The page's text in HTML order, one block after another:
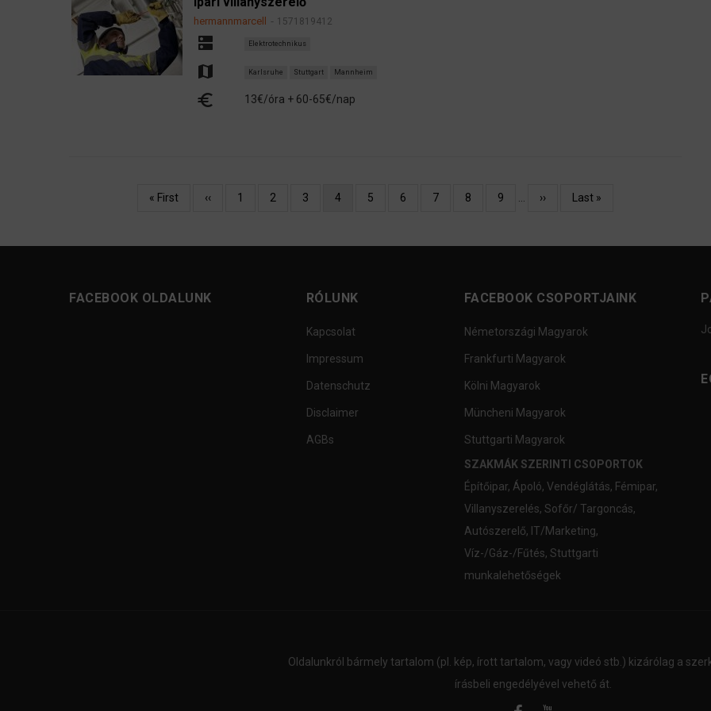
hermannmarcell 1571819412
dns Elektrotechnikus
map Karlsruhe Stuttgart Mannheim
euro 13€/óra + 60-65€/nap
Oldalszámozás
Első
« First
Előző
‹‹ Oldal
1 Oldal
2 Oldal
3
Jelenlegi
4 Oldal
5 Oldal
6 Oldal
7 Oldal
8 Oldal
9
Következő
››
Utolsó
Last »
FACEBOOK OLDALUNK RÓLUNK
Kapcsolat
Impressum
Datenschutz
Disclaimer
AGBs
FACEBOOK CSOPORTJAINK
Németországi Magyarok
Frankfurti Magyarok
Kölni Magyarok
Müncheni Magyarok
Stuttgarti Magyarok
SZAKMÁK SZERINTI CSOPORTOK
Építőipar, Ápoló, Vendéglátás, Fémipar,
Villanyszerelés, Sofőr/ Targoncás,
Autószerelő, IT/Marketing,
Víz-/Gáz-/Fűtés, Stuttgarti
munkalehetőségek
Oldalunkról bármely tartalom (pl. kép, írott tartalom, vagy videó stb.) kizárólag a
írásbeli engedélyével vehető át.